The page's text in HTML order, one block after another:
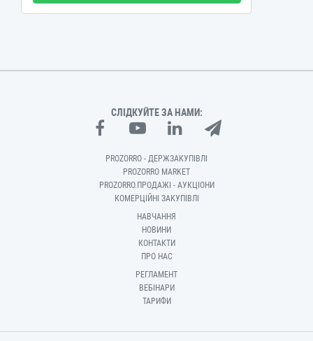
СЛІДКУЙТЕ ЗА НАМИ:
PROZORRO - ДЕРЖЗАКУПІВЛІ
PROZORRO MARKET
PROZORRO.ПРОДАЖІ - АУКЦІОНИ
КОМЕРЦІЙНІ ЗАКУПІВЛІ
НАВЧАННЯ
НОВИНИ
КОНТАКТИ
ПРО НАС
РЕГЛАМЕНТ
ВЕБІНАРИ
ТАРИФИ